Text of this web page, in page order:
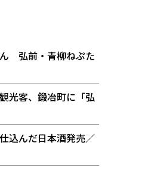
弘前・青柳ねぷた
光客、鍛冶町に「弘
込んだ日本酒発売／